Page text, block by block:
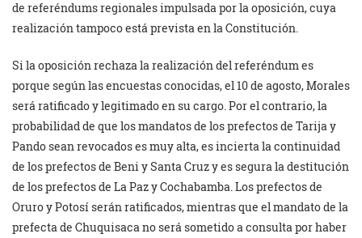
de referéndums regionales impulsada por la oposición, cuya
realización tampoco está prevista en la Constitución.
Si la oposición rechaza la realización del referéndum es
porque según las encuestas conocidas, el 10 de agosto, Morales
será ratificado y legitimado en su cargo. Por el contrario, la
probabilidad de que los mandatos de los prefectos de Tarija y
Pando sean revocados es muy alta, es incierta la continuidad
de los prefectos de Beni y Santa Cruz y es segura la destitución
de los prefectos de La Paz y Cochabamba. Los prefectos de
Oruro y Potosí serán ratificados, mientras que el mandato de la
prefecta de Chuquisaca no será sometido a consulta por haber